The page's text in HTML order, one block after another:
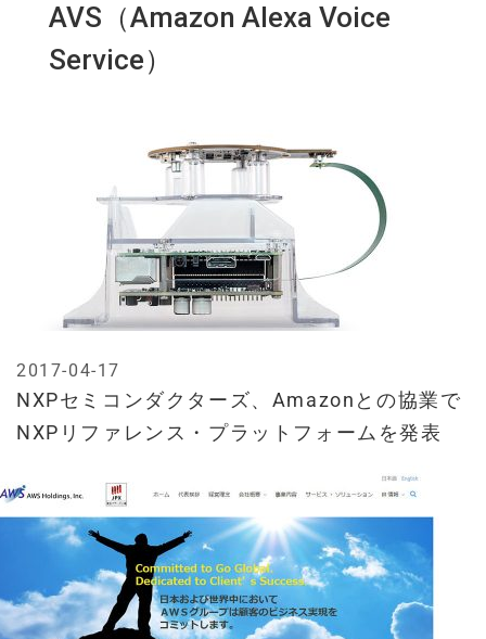
AVS（Amazon Alexa Voice
Service）
NXPセミコンダクターズ、Amazonとの協業で
NXPリファレンス・プラットフォームを発表
2017-04-17